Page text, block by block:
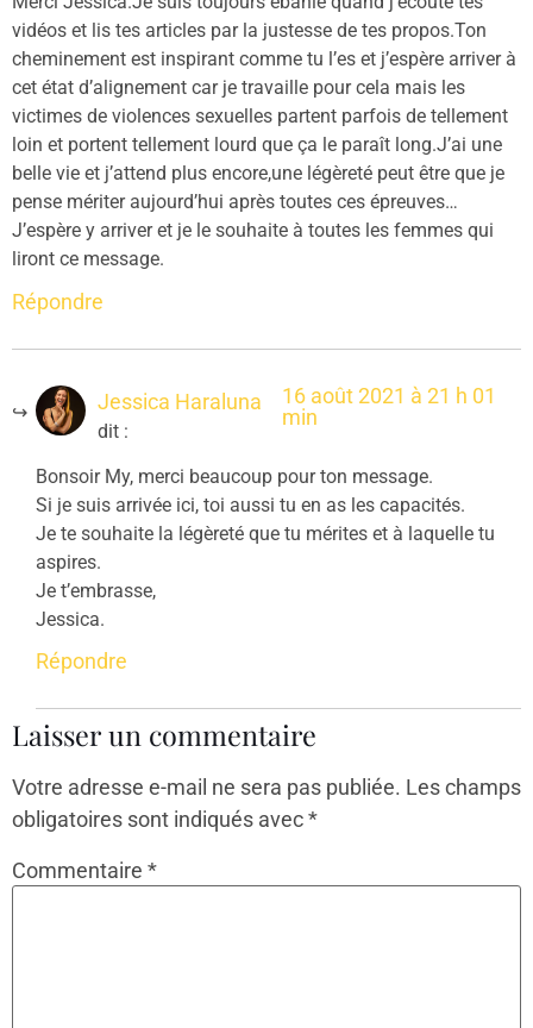
vidéos et lis tes articles par la justesse de tes propos.Ton
cheminement est inspirant comme tu l’es et j’espère arriver à
cet état d’alignement car je travaille pour cela mais les
victimes de violences sexuelles partent parfois de tellement
loin et portent tellement lourd que ça le paraît long.J’ai une
belle vie et j’attend plus encore,une légèreté peut être que je
pense mériter aujourd’hui après toutes ces épreuves…
J’espère y arriver et je le souhaite à toutes les femmes qui
liront ce message.
Répondre
Jessica Haraluna
dit :
16 août 2021 à 21 h 01
min
Bonsoir My, merci beaucoup pour ton message.
Si je suis arrivée ici, toi aussi tu en as les capacités.
Je te souhaite la légèreté que tu mérites et à laquelle tu
aspires.
Je t’embrasse,
Jessica.
Répondre
Laisser un commentaire
Votre adresse e-mail ne sera pas publiée. Les champs
obligatoires sont indiqués avec*
Commentaire *